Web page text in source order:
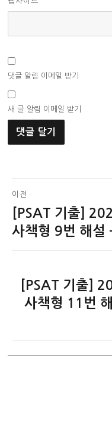
댓글 알림 이메일 받기
새 글 알림 이메일 받기
글
탐
색
이전
이
전
[PSAT 기출]
사책형 9번 해설
[PSAT 기출]
사책형 11번